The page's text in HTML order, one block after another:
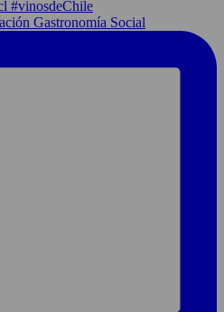
Gastronomía Social